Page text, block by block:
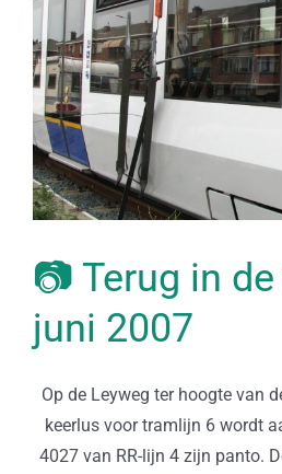
afbeelding
📷 Terug in
juni 2007
Op de Leyweg ter hoogte van
keerlus voor tramlijn 6 wordt
4027 van RR-lijn 4 zijn panto.